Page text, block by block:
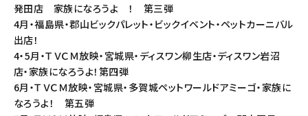
発田店 家族になろうよ ！ 第三弾
4月・福島県・郡山ビックパレット・ビックイベント・ペットカーニバル
出店！
4・5月・ＴＶＣＭ放映・宮城県・ディスワン柳生店・ディスワン岩沼
店・家族になろうよ！第四弾
6月・ＴＶＣＭ放映・宮城県・多賀城ペットワールドアミーゴ・家族に
なろうよ！ 第五弾